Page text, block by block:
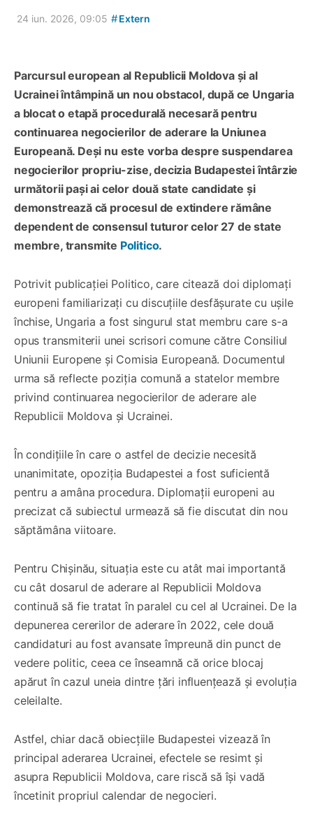
24 iun. 2026, 09:05 #Extern
Parcursul european al Republicii Moldova și al
Ucrainei întâmpină un nou obstacol, după ce Ungaria
a blocat o etapă procedurală necesară pentru
continuarea negocierilor de aderare la Uniunea
Europeană. Deși nu este vorba despre suspendarea
negocierilor propriu-zise, decizia Budapestei întârzie
următorii pași ai celor două state candidate și
demonstrează că procesul de extindere rămâne
dependent de consensul tuturor celor 27 de state
membre, transmite Politico.
Potrivit publicației Politico, care citează doi diplomați
europeni familiarizați cu discuțiile desfășurate cu ușile
închise, Ungaria a fost singurul stat membru care s-a
opus transmiterii unei scrisori comune către Consiliul
Uniunii Europene și Comisia Europeană. Documentul
urma să reflecte poziția comună a statelor membre
privind continuarea negocierilor de aderare ale
Republicii Moldova și Ucrainei.
În condițiile în care o astfel de decizie necesită
unanimitate, opoziția Budapestei a fost suficientă
pentru a amâna procedura. Diplomații europeni au
precizat că subiectul urmează să fie discutat din nou
săptămâna viitoare.
Pentru Chișinău, situația este cu atât mai importantă
cu cât dosarul de aderare al Republicii Moldova
continuă să fie tratat în paralel cu cel al Ucrainei. De la
depunerea cererilor de aderare în 2022, cele două
candidaturi au fost avansate împreună din punct de
vedere politic, ceea ce înseamnă că orice blocaj
apărut în cazul uneia dintre țări influențează și evoluția
celeilalte.
Astfel, chiar dacă obiecțiile Budapestei vizează în
principal aderarea Ucrainei, efectele se resimt și
asupra Republicii Moldova, care riscă să își vadă
încetinit propriul calendar de negocieri.